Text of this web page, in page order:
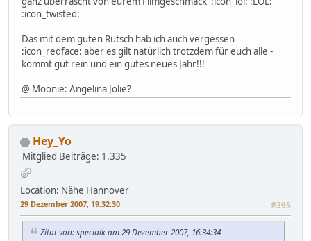
:icon_twisted:
Das mit dem guten Rutsch hab ich auch vergessen
:icon_redface: aber es gilt natürlich trotzdem für euch alle -
kommt gut rein und ein gutes neues Jahr!!!
@ Moonie: Angelina Jolie?
Hey_Yo
Mitglied Beiträge: 1.335
Location: Nähe Hannover
29 Dezember 2007, 19:32:30 #395
Zitat von: specialk am 29 Dezember 2007, 16:34:34